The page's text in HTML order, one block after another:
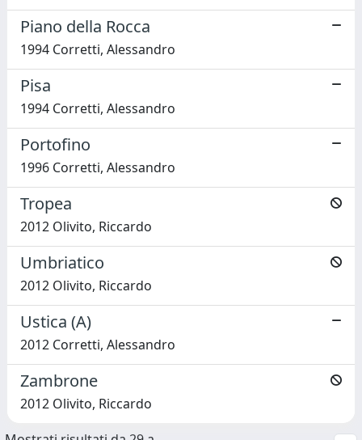
Piano della Rocca
1994 Corretti, Alessandro
Pisa
1994 Corretti, Alessandro
Portofino
1996 Corretti, Alessandro
Tropea
2012 Olivito, Riccardo
Umbriatico
2012 Olivito, Riccardo
Ustica (A)
2012 Corretti, Alessandro
Zambrone
2012 Olivito, Riccardo